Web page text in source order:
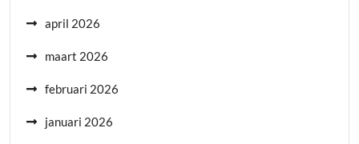
april 2026
maart 2026
februari 2026
januari 2026